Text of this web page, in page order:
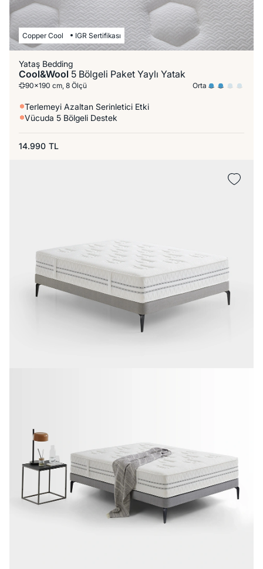
Copper Cool IGR Sertifikası
Yataş Bedding
Cool&Wool 5 Bölgeli Paket Yaylı Yatak
90x190 cm, 8 Ölçü Orta
Terlemeyi Azaltan Serinletici Etki
Vücuda 5 Bölgeli Destek
14.990 TL